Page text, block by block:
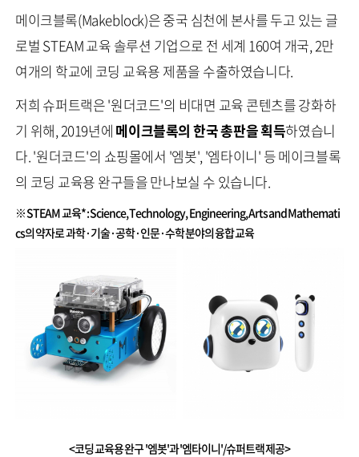
메이크블록(Makeblock)은 중국 심천에 본사를 두고 있는 글
로벌 STEAM 교육 솔루션 기업으로 전 세계 160여 개국, 2만
여개의 학교에 코딩 교육용 제품을 수출하였습니다.
저희 슈퍼트랙은 '원더코드'의 비대면 교육 콘텐츠를 강화하
기 위해, 2019년에 메이크블록의 한국 총판을 획득하였습니
다. '원더코드'의 쇼핑몰에서 '엠봇', '엠타이니' 등 메이크블록
의 코딩 교육용 완구들을 만나보실 수 있습니다.
※ STEAM 교육* : Science, Technology, Engineering, Arts and Mathemati
cs의 약자로 과학·기술·공학·인문·수학 분야의 융합 교육
<코딩 교육용 완구 '엠봇'과 '엠타이니'/슈퍼트랙 제공>